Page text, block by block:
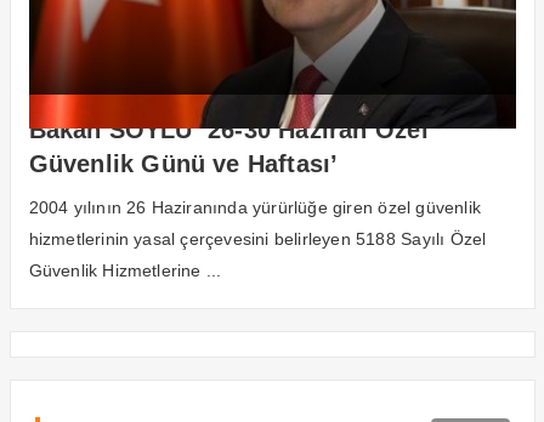
Bakan SOYLU ’26-30 Haziran Özel
Güvenlik Günü ve Haftası’
münasebetiyle mesaj yayınladı
2004 yılının 26 Haziranında yürürlüğe giren özel güvenlik
hizmetlerinin yasal çerçevesini belirleyen 5188 Sayılı Özel
Güvenlik Hizmetlerine ...